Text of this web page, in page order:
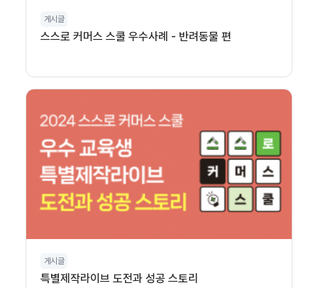
게시글
스스로 커머스 스쿨 우수사례 - 반려동물 편
게시글
특별제작라이브 도전과 성공 스토리